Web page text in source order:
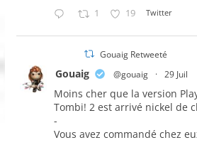
1 19 Twitter
Gouaig Retweeté
Gouaig @gouaig · 29 Juil
Moins cher que la version
Tombi! 2 est arrivé nickel de
-
Vous avez commandé chez